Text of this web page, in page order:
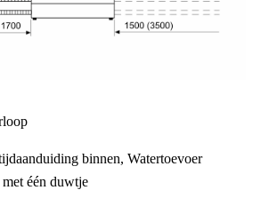
binnen, Watertoevoer
één duwtje